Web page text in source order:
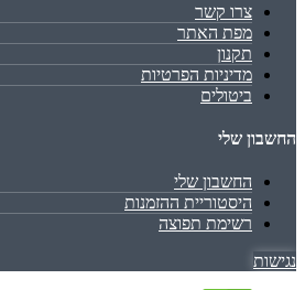
צרו קשר
מפת האתר
תקנון
מדיניות הפרטיות
ביטולים
החשבון שלי
החשבון שלי
היסטוריית ההזמנות
רשימת תפוצה
נגישות